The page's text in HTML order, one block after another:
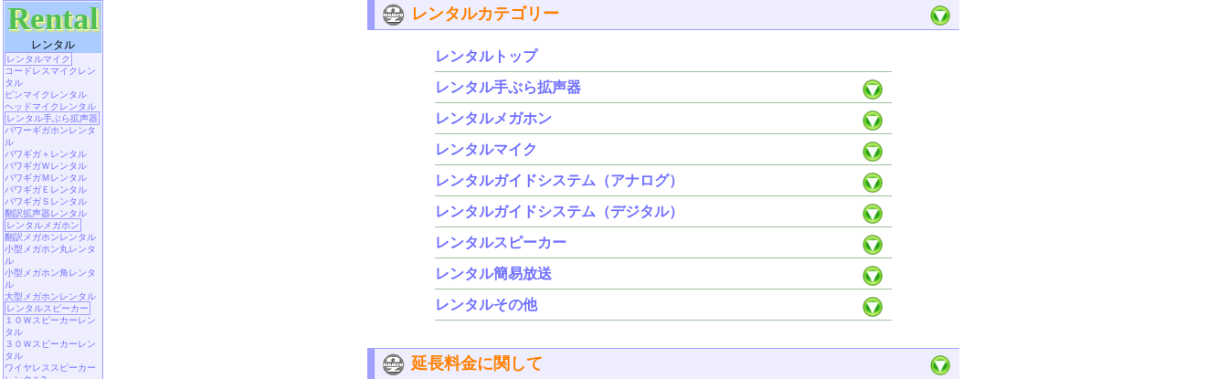
レンタルカテゴリー
レンタルトップ
レンタル手ぶら拡声器
レンタルメガホン
レンタルマイク
レンタルガイドシステム（アナログ）
レンタルガイドシステム（デジタル）
レンタルスピーカー
レンタル簡易放送
レンタルその他
延長料金に関して
Rental
レンタル
レンタルマイク
コードレスマイクレン
タル
ピンマイクレンタル
ヘッドマイクレンタル
レンタル手ぶら拡声器
パワーギガホンレンタ
ル
パワギガ＋レンタル
パワギガＷレンタル
パワギガＭレンタル
パワギガＥレンタル
パワギガＳレンタル
翻訳拡声器レンタル
レンタルメガホン
翻訳メガホンレンタル
小型メガホン丸レンタ
ル
小型メガホン角レンタ
ル
大型メガホンレンタル
レンタルスピーカー
１０Ｗスピーカーレン
タル
３０Ｗスピーカーレン
タル
ワイヤレススピーカー